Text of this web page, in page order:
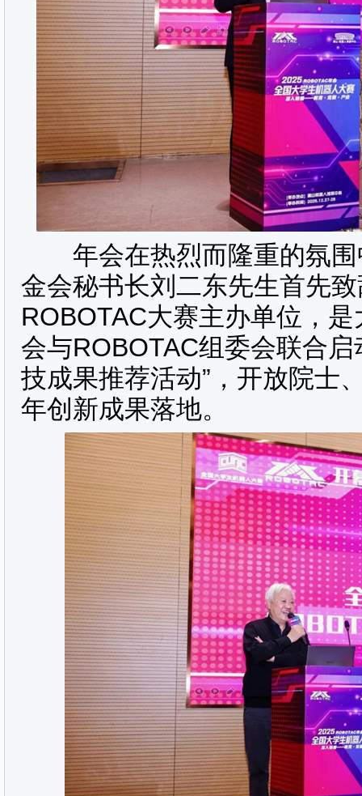
年会在热烈而隆重的氛围
金会秘书长刘二东先生首先
ROBOTAC大赛主办单位，
会与ROBOTAC组委会联合
技成果推荐活动”，开放院士
年创新成果落地。